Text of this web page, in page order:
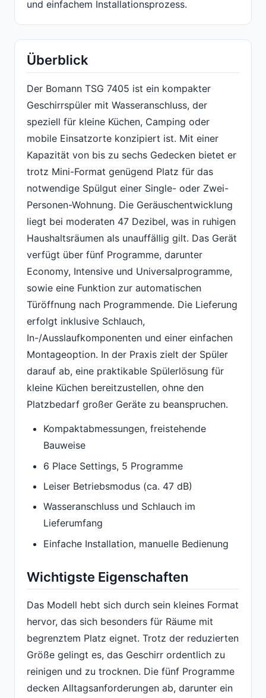
und einfachem Installationsprozess.
Überblick
Der Bomann TSG 7405 ist ein kompakter
Geschirrspüler mit Wasseranschluss, der
speziell für kleine Küchen, Camping oder
mobile Einsatzorte konzipiert ist. Mit einer
Kapazität von bis zu sechs Gedecken bietet er
trotz Mini-Format genügend Platz für das
notwendige Spülgut einer Single- oder Zwei-
Personen-Wohnung. Die Geräuschentwicklung
liegt bei moderaten 47 Dezibel, was in ruhigen
Haushaltsräumen als unauffällig gilt. Das Gerät
verfügt über fünf Programme, darunter
Economy, Intensive und Universalprogramme,
sowie eine Funktion zur automatischen
Türöffnung nach Programmende. Die Lieferung
erfolgt inklusive Schlauch,
In-/Ausslaufkomponenten und einer einfachen
Montageoption. In der Praxis zielt der Spüler
darauf ab, eine praktikable Spülerlösung für
kleine Küchen bereitzustellen, ohne den
Platzbedarf großer Geräte zu beanspruchen.
Kompaktabmessungen, freistehende
Bauweise
6 Place Settings, 5 Programme
Leiser Betriebsmodus (ca. 47 dB)
Wasseranschluss und Schlauch im
Lieferumfang
Einfache Installation, manuelle Bedienung
Wichtigste Eigenschaften
Das Modell hebt sich durch sein kleines Format
hervor, das sich besonders für Räume mit
begrenztem Platz eignet. Trotz der reduzierten
Größe gelingt es, das Geschirr ordentlich zu
reinigen und zu trocknen. Die fünf Programme
decken Alltagsanforderungen ab, darunter ein